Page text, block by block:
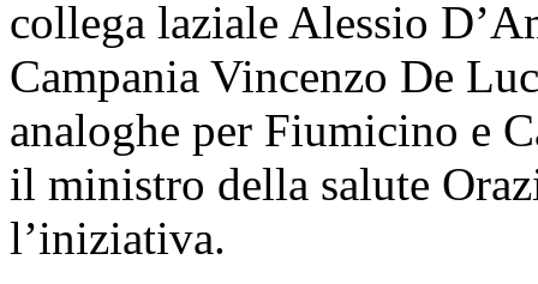
collega laziale Alessio
Campania Vincenzo De
analoghe per Fiumicino e
il ministro della salute
l’iniziativa.